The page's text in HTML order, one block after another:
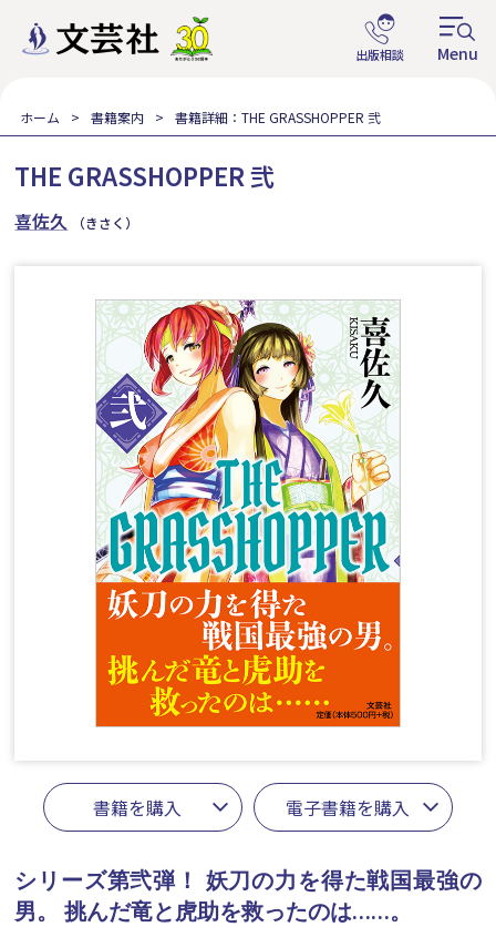
ホーム 書籍案内 書籍詳細：THE GRASSHOPPER 弐
THE GRASSHOPPER 弐
喜佐久 （きさく）
書籍を購入 電子書籍を購入
シリーズ第弐弾！ 妖刀の力を得た戦国最強の
男。
挑んだ竜と虎助を救ったのは……。